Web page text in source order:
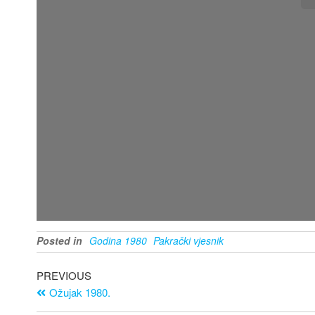
Posted in Godina 1980 Pakrački vjesnik
PREVIOUS
Ožujak 1980.